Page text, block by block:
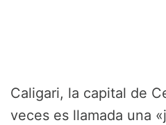
Caligari, la capital de
veces es llamada una